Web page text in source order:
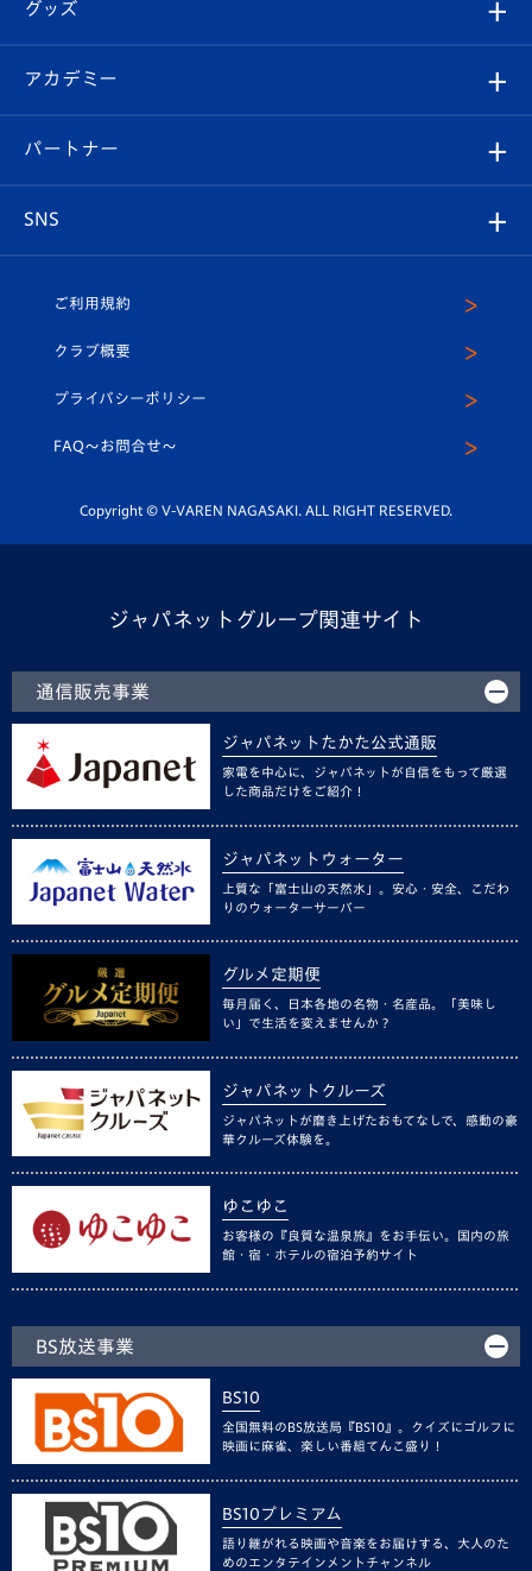
チケット
イベント
メディア
ホームタウン
スタッフプロフィール
マスコット紹介
平和祈念活動
ホームタウン活動
Revive Team
ヴィヴィくんの長崎おもてなしガイド
フォトギャラリー
スタジアムグルメ
V-LOVERS（ファンクラブ）
プレイヤーズスイート
グッズ
オンラインショップ
店舗情報
アカデミー
育成からのお知らせ
U-18
スクール
パートナー
SNS
ヴィヴィくんインスタグラム
公式LINE＠
ご利用規約
クラブ概要
プライバシーポリシー
FAQ〜お問合せ〜
Copyright © V-VAREN NAGASAKI. ALL RIGHT RESERVED.
ジャパネットグループ関連サイト
通信販売事業
ジャパネットたかた公式通販
家電を中心に、ジャパネットが自信をもって厳選
した商品だけをご紹介！
ジャパネットウォーター
上質な「富士山の天然水」。安心・安全、こだわ
りのウォーターサーバー
グルメ定期便
毎月届く、日本各地の名物・名産品。「美味し
い」で生活を変えませんか？
ジャパネットクルーズ
ジャパネットが磨き上げたおもてなしで、感動の豪
華クルーズ体験を。
ゆこゆこ
お客様の『良質な温泉旅』をお手伝い。国内の旅
館・宿・ホテルの宿泊予約サイト
BS放送事業
BS10
全国無料のBS放送局『BS10』。クイズにゴルフに
映画に麻雀、楽しい番組てんこ盛り！
BS10プレミアム
語り継がれる映画や音楽をお届けする、大人のた
めのエンタテインメントチャンネル